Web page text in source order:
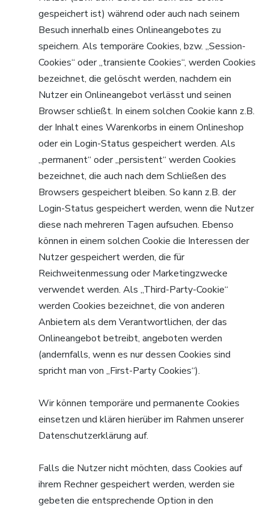
gespeichert ist) während oder auch nach seinem
Besuch innerhalb eines Onlineangebotes zu
speichern. Als temporäre Cookies, bzw. „Session-
Cookies“ oder „transiente Cookies“, werden Cookies
bezeichnet, die gelöscht werden, nachdem ein
Nutzer ein Onlineangebot verlässt und seinen
Browser schließt. In einem solchen Cookie kann z.B.
der Inhalt eines Warenkorbs in einem Onlineshop
oder ein Login-Status gespeichert werden. Als
„permanent“ oder „persistent“ werden Cookies
bezeichnet, die auch nach dem Schließen des
Browsers gespeichert bleiben. So kann z.B. der
Login-Status gespeichert werden, wenn die Nutzer
diese nach mehreren Tagen aufsuchen. Ebenso
können in einem solchen Cookie die Interessen der
Nutzer gespeichert werden, die für
Reichweitenmessung oder Marketingzwecke
verwendet werden. Als „Third-Party-Cookie“
werden Cookies bezeichnet, die von anderen
Anbietern als dem Verantwortlichen, der das
Onlineangebot betreibt, angeboten werden
(andernfalls, wenn es nur dessen Cookies sind
spricht man von „First-Party Cookies“).
Wir können temporäre und permanente Cookies
einsetzen und klären hierüber im Rahmen unserer
Datenschutzerklärung auf.
Falls die Nutzer nicht möchten, dass Cookies auf
ihrem Rechner gespeichert werden, werden sie
gebeten die entsprechende Option in den